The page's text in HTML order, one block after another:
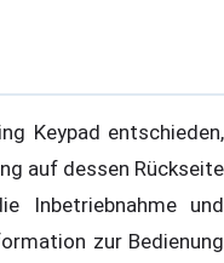
Keypad entschieden,
auf dessen Rückseite
Inbetriebnahme und
zur Bedienung